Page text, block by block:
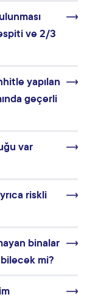
ve 2/3
yapılan
geçerli
var
riskli
binalar
mi?